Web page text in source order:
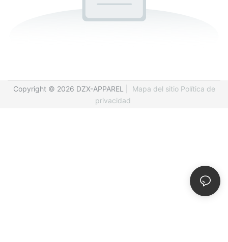
Copyright © 2026 DZX-APPAREL | Mapa del sitio Política de
privacidad